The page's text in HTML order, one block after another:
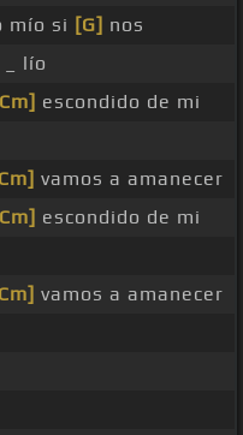
mío si [G] nos
lío
escondido de mi
vamos a amanecer
escondido de mi
vamos a amanecer